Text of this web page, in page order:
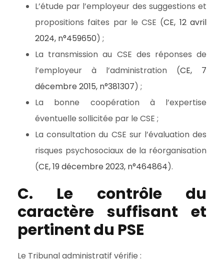
L’étude par l’employeur des suggestions et
propositions faites par le CSE (CE, 12 avril
2024, n°459650) ;
La transmission au CSE des réponses de
l’employeur à l’administration (CE, 7
décembre 2015, n°381307) ;
La bonne coopération à l’expertise
éventuelle sollicitée par le CSE ;
La consultation du CSE sur l’évaluation des
risques psychosociaux de la réorganisation
(CE, 19 décembre 2023, n°464864).
C. Le contrôle du
caractère suffisant et
pertinent du PSE
Le Tribunal administratif vérifie :